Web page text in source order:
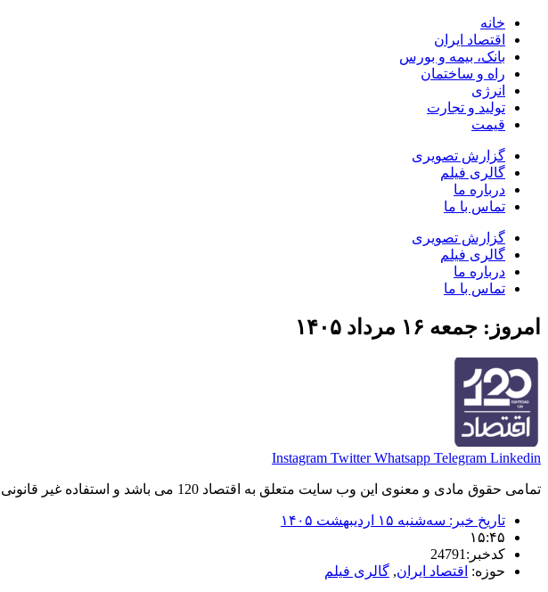
خانه
اقتصاد ایران
بانک، بیمه و بورس
راه و ساختمان
انرژی
تولید و تجارت
قیمت
گزارش تصویری
گالری فیلم
درباره ما
تماس با ما
گزارش تصویری
گالری فیلم
درباره ما
تماس با ما
امروز: جمعه ۱۶ مرداد ۱۴۰۵
Instagram Twitter Whatsapp Telegram Linkedin
تمامی حقوق مادی و معنوی این وب سایت متعلق به اقتصاد 120 می باشد و استفاده غیر قانونی از آن پیگرد قانونی دارد.
تاریخ خبر: سه‌شنبه ۱۵ اردیبهشت ۱۴۰۵
۱۵:۴۵
کدخبر:24791
حوزه: اقتصاد ایران, گالری فیلم